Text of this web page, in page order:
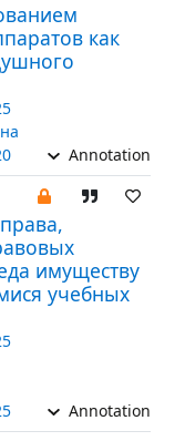
как
Annotation
имуществу
учебных
Annotation